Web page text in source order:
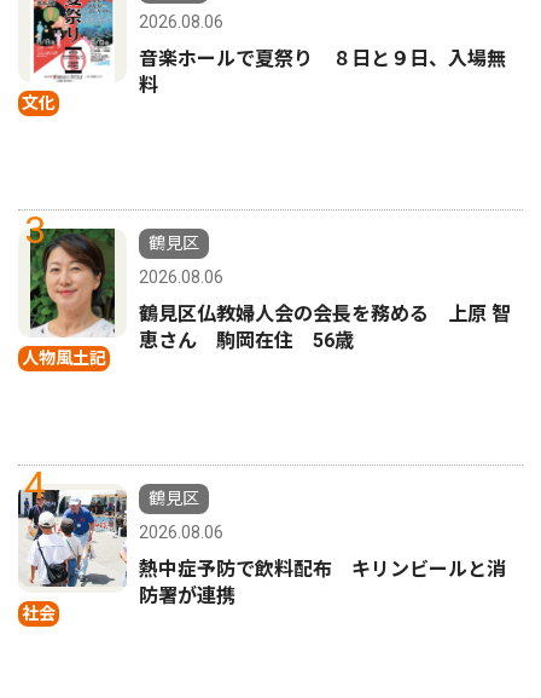
文化
2026.08.06
音楽ホールで夏祭り ８日と９日、入場無
料
3
人物風土記
鶴見区
2026.08.06
鶴見区仏教婦人会の会長を務める 上原 智
恵さん 駒岡在住 56歳
4
社会
鶴見区
2026.08.06
熱中症予防で飲料配布 キリンビールと消
防署が連携